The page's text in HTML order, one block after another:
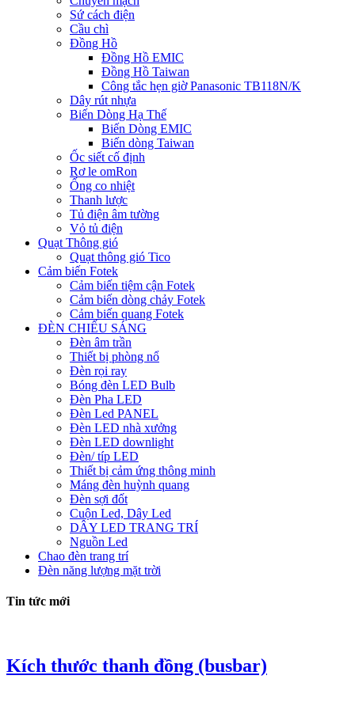
Sứ cách điện
Cầu chì
Đồng Hồ
Đồng Hồ EMIC
Đồng Hồ Taiwan
Công tắc hẹn giờ Panasonic TB118N/K
Dây rút nhựa
Biến Dòng Hạ Thế
Biến Dòng EMIC
Biến dòng Taiwan
Ốc siết cố định
Rơ le omRon
Ống co nhiệt
Thanh lược
Tủ điện âm tường
Vỏ tủ điện
Quạt Thông gió
Quạt thông gió Tico
Cảm biến Fotek
Cảm biến tiệm cận Fotek
Cảm biến dòng chảy Fotek
Cảm biến quang Fotek
ĐÈN CHIẾU SÁNG
Đèn âm trần
Thiết bị phòng nổ
Đèn rọi ray
Bóng đèn LED Bulb
Đèn Pha LED
Đèn Led PANEL
Đèn LED nhà xưởng
Đèn LED downlight
Đèn/ típ LED
Thiết bị cảm ứng thông minh
Máng đèn huỳnh quang
Đèn sợi đốt
Cuộn Led, Dây Led
DÂY LED TRANG TRÍ
Nguồn Led
Chao đèn trang trí
Đèn năng lượng mặt trời
Tin tức mới
Kích thước thanh đồng (busbar)